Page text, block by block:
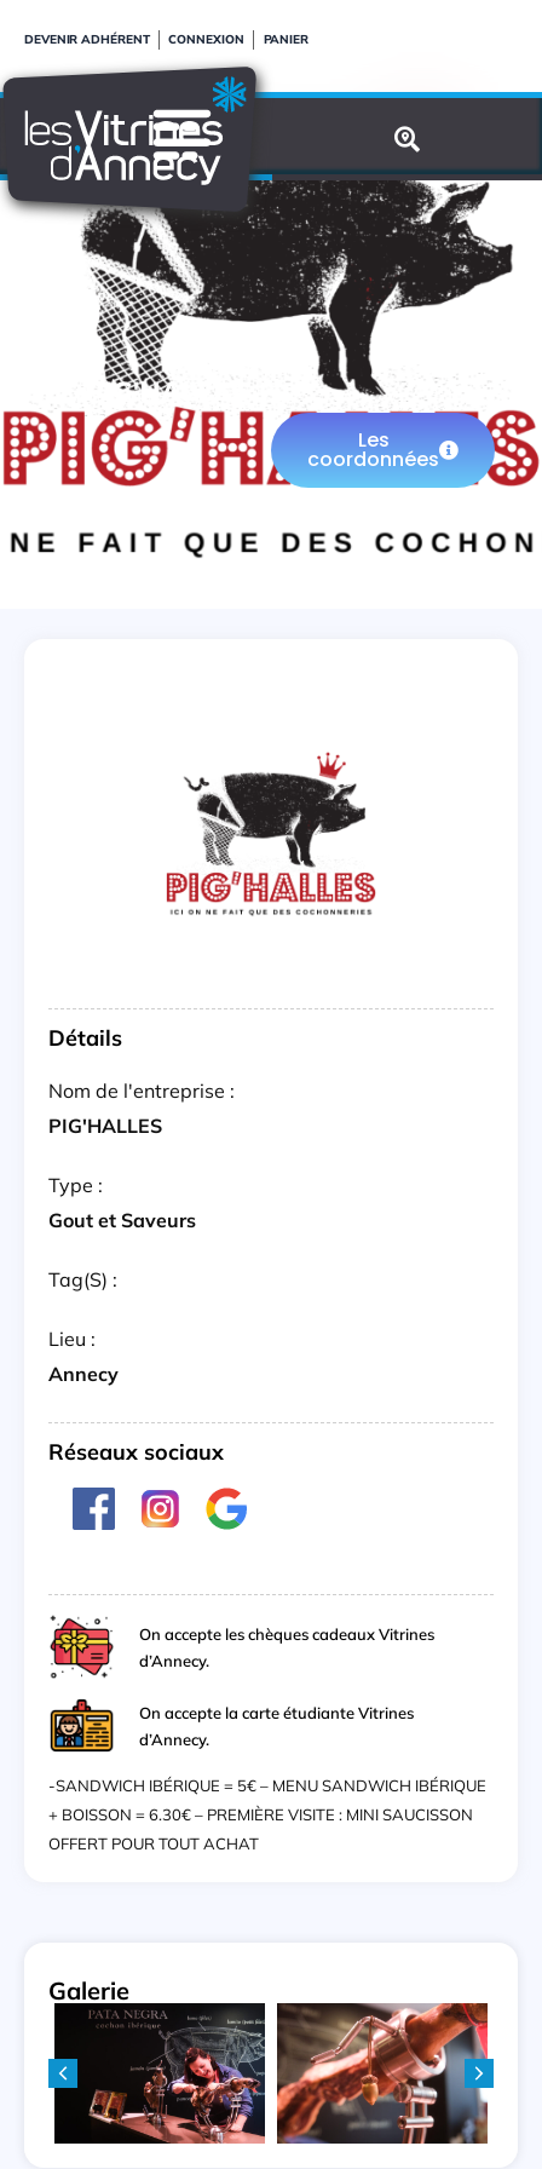
contenu
DEVENIR ADHÉRENT CONNEXION PANIER
PIG'HALLES
Les
coordonnées
Détails
Nom de l'entreprise :
PIG'HALLES
Type :
Gout et Saveurs
Tag(s) :
Lieu :
Annecy
Réseaux sociaux
On accepte les chèques cadeaux Vitrines
d’Annecy.
On accepte la carte étudiante Vitrines
d’Annecy.
-SANDWICH IBÉRIQUE = 5€ – MENU SANDWICH IBÉRIQUE
+ BOISSON = 6.30€ – PREMIÈRE VISITE : MINI SAUCISSON
OFFERT POUR TOUT ACHAT
Galerie